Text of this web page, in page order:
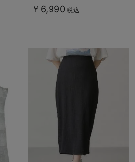
【出産後も長く着られる】
￥6,990 税込